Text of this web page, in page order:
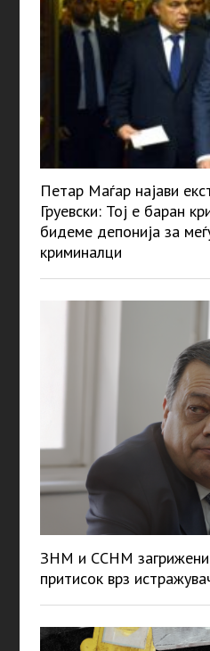
Петар Маѓар најави
Груевски: Тој е баран
бидеме депонија за
криминалци
ЗНМ и ССНМ загрижени
притисок врз